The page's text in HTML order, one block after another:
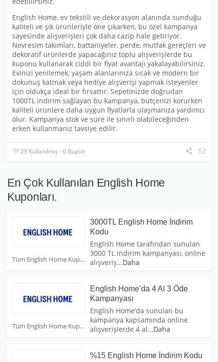
English Home, ev tekstili ve dekorasyon alanında sunduğu
kaliteli ve şık ürünleriyle öne çıkarken, bu özel kampanya
sayesinde alışverişleri çok daha cazip hale getiriyor.
Nevresim takımları, battaniyeler, perde, mutfak gereçleri ve
dekoratif ürünlerde yapacağınız toplu alışverişlerde bu
kuponu kullanarak ciddi bir fiyat avantajı yakalayabilirsiniz.
Evinizi yenilemek, yaşam alanlarınıza sıcak ve modern bir
dokunuş katmak veya hediye alışverişi yapmak isteyenler
için oldukça ideal bir fırsattır. Sepetinizde doğrudan
1000TL indirim sağlayan bu kampanya, bütçenizi korurken
kaliteli ürünlere daha uygun fiyatlarla ulaşmanıza yardımcı
olur. Kampanya stok ve süre ile sınırlı olabileceğinden
erken kullanmanız tavsiye edilir.
29 Kullanılmış - 0 Bugün
En Çok Kullanılan English Home
Kuponları.
Tüm English Home Kuponları
3000TL English Home İndirim
Kodu
English Home tarafından sunulan
3000 TL indirim kampanyası, online
alışveriş...Daha
Tüm English Home Kuponları
English Home’da 4 Al 3 Öde
Kampanyası
English Home’da sunulan bu
kampanya kapsamında online
alışverişlerde 4 al...Daha
%15 English Home İndirim Kodu